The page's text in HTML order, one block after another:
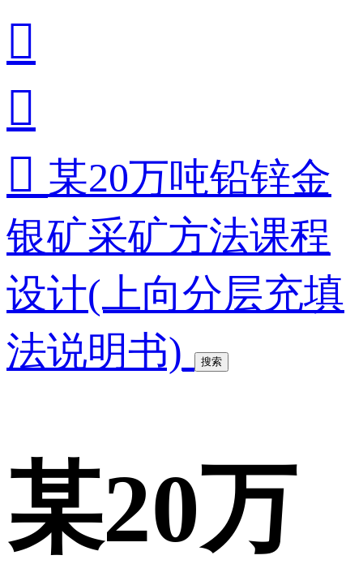


 某20万吨铅锌金
银矿采矿方法课程
设计(上向分层充填
法说明书)
搜索
某20万